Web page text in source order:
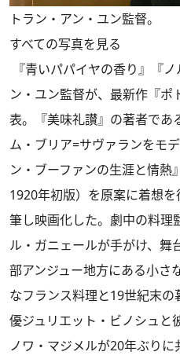
トラン・アン・ユン監督。
すべての写真を見る
『青いパパイヤの香り』『
ン・ユン監督が、最新作『
表。『美味礼讃』の著者であ
ム・ブリア=サヴァランをモ
ン・ブーファンの生涯と情熱
1920年初版）を原案に着想
筆し映画化した。劇中の料理
ル・ガニェールが手がけ、舞
部アンジュー地方にある小さ
なフランス料理と19世紀末
優ジュリエット・ビノシュと
ノワ・マジメルが20年ぶり